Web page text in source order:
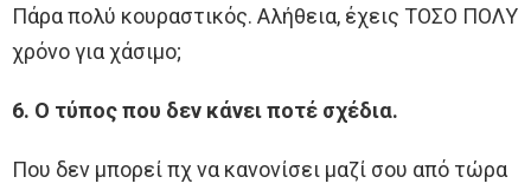
Πάρα πολύ κουραστικός. Αλήθεια, έχεις ΤΟΣΟ ΠΟΛΥ
χρόνο για χάσιμο;
6. Ο τύπος που δεν κάνει ποτέ σχέδια.
Που δεν μπορεί πχ να κανονίσει μαζί σου από τώρα